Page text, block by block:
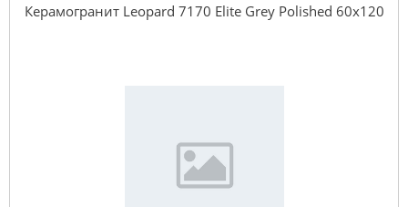
Керамогранит Leopard 7170 Elite Grey Polished 60x120